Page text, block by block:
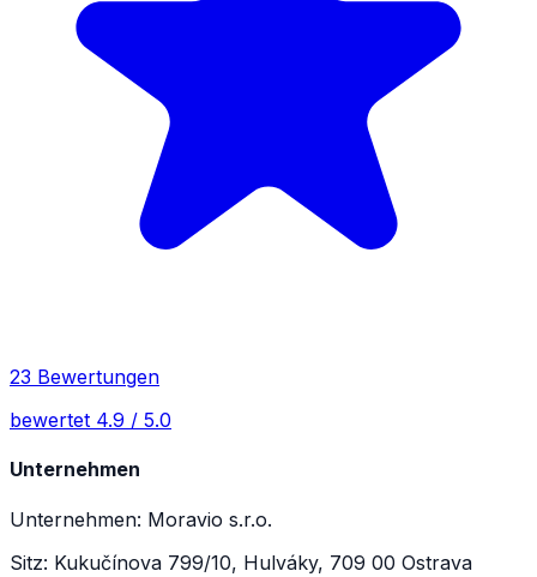
23 Bewertungen
bewertet 4.9 / 5.0
Unternehmen
Unternehmen: Moravio s.r.o.
Sitz: Kukučínova 799/10, Hulváky, 709 00 Ostrava